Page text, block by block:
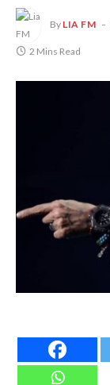
By LIA FM
2 Mins Read